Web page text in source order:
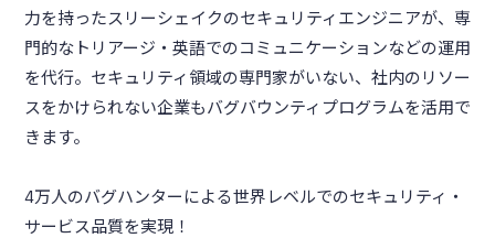
力を持ったスリーシェイクのセキュリティエンジニアが、専
門的なトリアージ・英語でのコミュニケーションなどの運用
を代行。セキュリティ領域の専門家がいない、社内のリソー
スをかけられない企業もバグバウンティプログラムを活用で
きます。
4万人のバグハンターによる世界レベルでのセキュリティ・
サービス品質を実現！